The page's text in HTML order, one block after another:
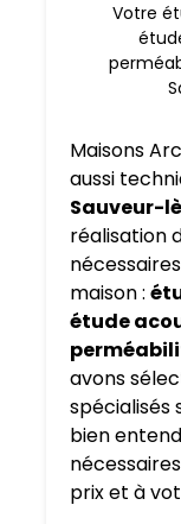
Votre
Maisons
aussi
Sauveur-
réalisation
maison :
étude
avons
spécialisés
bien
prix et à